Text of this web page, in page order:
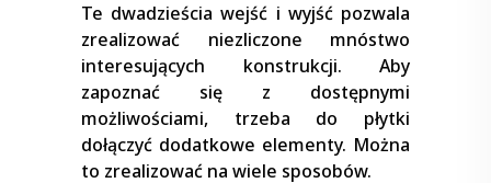
Te dwadzieścia wejść i wyjść pozwala
zrealizować niezliczone mnóstwo
interesujących konstrukcji. Aby
zapoznać się z dostępnymi
możliwościami, trzeba do płytki
dołączyć dodatkowe elementy. Można
to zrealizować na wiele sposobów.